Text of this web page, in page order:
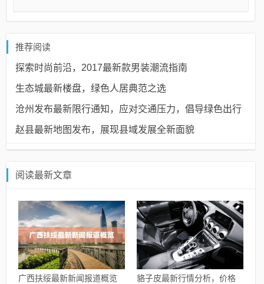
推荐阅读
探索时尚前沿，2017最新款男装潮流指南
生态城最新楼盘，绿色人居典范之选
沧州发布最新限行通知，应对交通压力，倡导绿色出行
赵县最新地图发布，展现县域发展全新面貌
阅读最新文章
广西扶绥最新新闻报道概览
貉子皮最新行情分析，价格